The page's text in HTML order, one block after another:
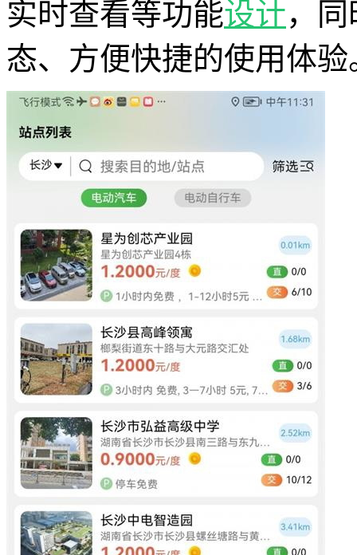
实时查看等功能设计，
态、方便快捷的使用体验